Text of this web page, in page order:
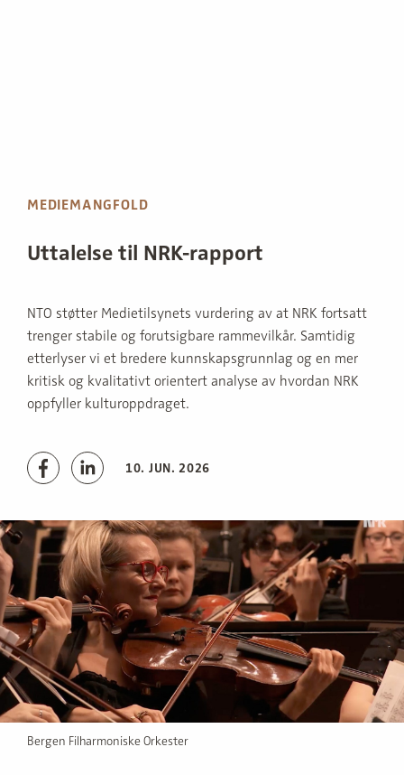
MEDIEMANGFOLD
Uttalelse til NRK-rapport
NTO støtter Medietilsynets vurdering av at NRK fortsatt
trenger stabile og forutsigbare rammevilkår. Samtidig
etterlyser vi et bredere kunnskapsgrunnlag og en mer
kritisk og kvalitativt orientert analyse av hvordan NRK
oppfyller kulturoppdraget.
10. JUN. 2026
Bergen Filharmoniske Orkester